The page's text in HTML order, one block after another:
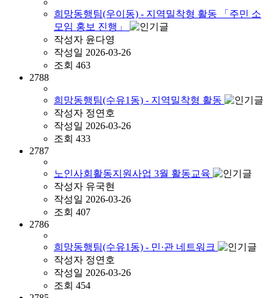
희망동행팀(우이동) - 지역밀착형 활동 「주민 소
모임 홍보 진행」
작성자 윤다영
작성일 2026-03-26
조회 463
2788
희망동행팀(수유1동) - 지역밀착형 활동
작성자 정연호
작성일 2026-03-26
조회 433
2787
노인사회활동지원사업 3월 활동교육
작성자 유국현
작성일 2026-03-26
조회 407
2786
희망동행팀(수유1동) - 민·관 네트워크
작성자 정연호
작성일 2026-03-26
조회 454